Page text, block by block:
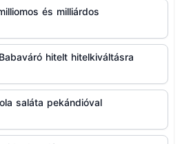
és milliárdos
hitelt hitelkiváltásra
saláta pekándióval